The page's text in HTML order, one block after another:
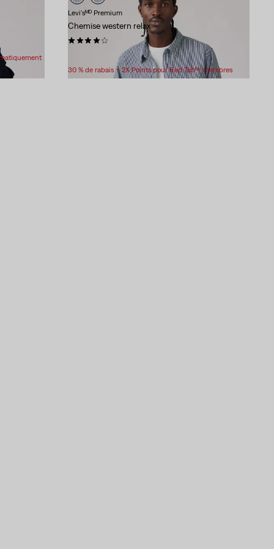
Levi'sᴹᴰ Premium
Chemise western relax
30 % de rabais + 2X Points pour Red Tabᴹᶜ membres